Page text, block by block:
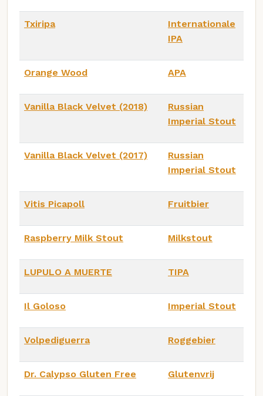
Txiripa
Internationale
IPA
Orange Wood APA
Vanilla Black Velvet (2018)
Russian
Imperial Stout
Vanilla Black Velvet (2017)
Russian
Imperial Stout
Vitis Picapoll Fruitbier
Raspberry Milk Stout Milkstout
LUPULO A MUERTE TIPA
Il Goloso Imperial Stout
Volpediguerra Roggebier
Dr. Calypso Gluten Free Glutenvrij